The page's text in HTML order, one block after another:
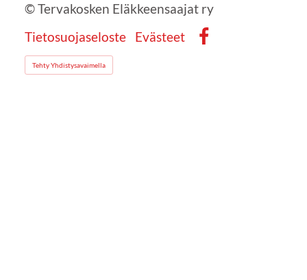
©Tervakosken Eläkkeensaajat ry
Tietosuojaseloste
Evästeet
Tehty Yhdistysavaimella